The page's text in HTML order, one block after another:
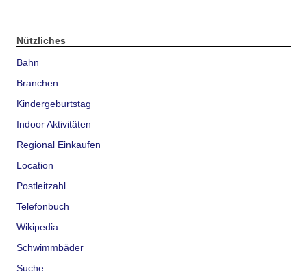
Nützliches
Bahn
Branchen
Kindergeburtstag
Indoor Aktivitäten
Regional Einkaufen
Location
Postleitzahl
Telefonbuch
Wikipedia
Schwimmbäder
Suche